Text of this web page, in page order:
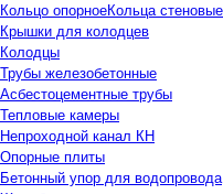
Кольцо опорноеКольца
Крышки для колодцев
Колодцы
Трубы железобетонные
Асбестоцементные трубы
Тепловые камеры
Непроходной канал КН
Опорные плиты
Бетонный упор для водопровода